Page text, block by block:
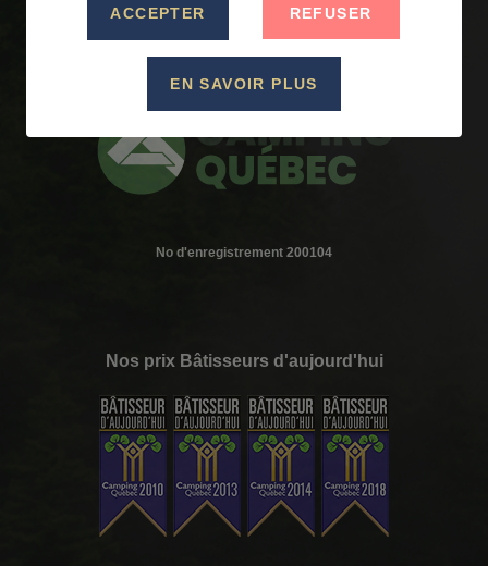
No d'enregistrement 200104
Nos prix Bâtisseurs d'aujourd'hui
ACCEPTER REFUSER
EN SAVOIR PLUS